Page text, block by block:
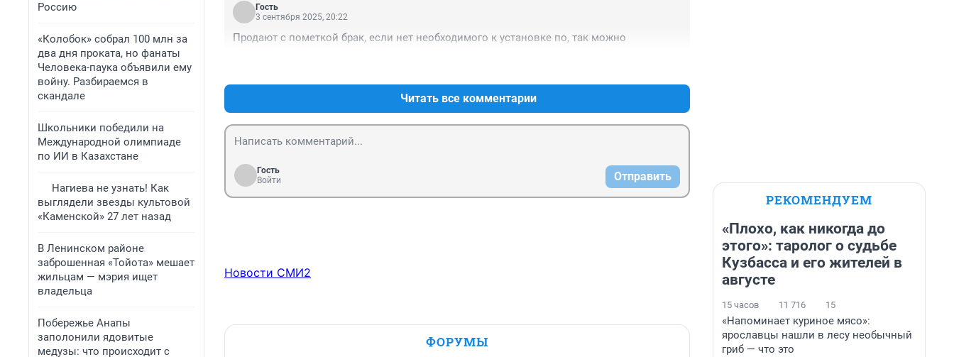
Россию
«Колобок» собрал 100 млн за
два дня проката, но фанаты
Человека-паука объявили ему
войну. Разбираемся в
скандале
Школьники победили на
Международной олимпиаде
по ИИ в Казахстане
Нагиева не узнать! Как
выглядели звезды культовой
«Каменской» 27 лет назад
В Ленинском районе
заброшенная «Тойота» мешает
жильцам — мэрия ищет
владельца
Побережье Анапы
заполонили ядовитые
медузы: что происходит с
Гость
3 сентября 2025, 20:22
Продают с пометкой брак, если нет необходимого к установке по, так можно
Читать все комментарии
Гость
Войти
Отправить
Новости СМИ2
ФОРУМЫ
РЕКОМЕНДУЕМ
«Плохо, как никогда до
этого»: таролог о судьбе
Кузбасса и его жителей в
августе
15 часов 11 716 15
«Напоминает куриное мясо»:
ярославцы нашли в лесу необычный
гриб — что это